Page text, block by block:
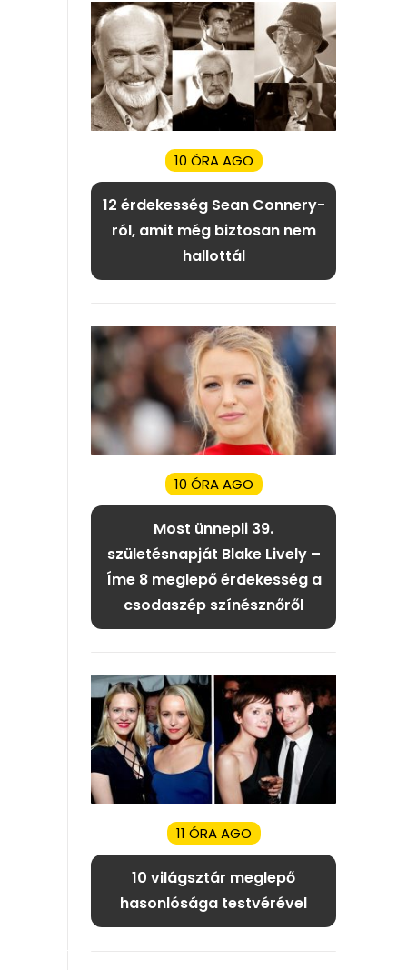
10 ÓRA AGO
12 érdekesség Sean Connery-
ról, amit még biztosan nem
hallottál
10 ÓRA AGO
Most ünnepli 39.
születésnapját Blake Lively –
Íme 8 meglepő érdekesség a
csodaszép színésznőről
11 ÓRA AGO
10 világsztár meglepő
hasonlósága testvérével